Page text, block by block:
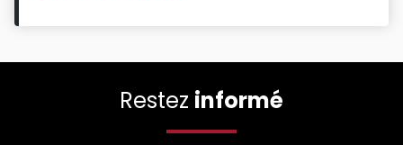
Restez informé